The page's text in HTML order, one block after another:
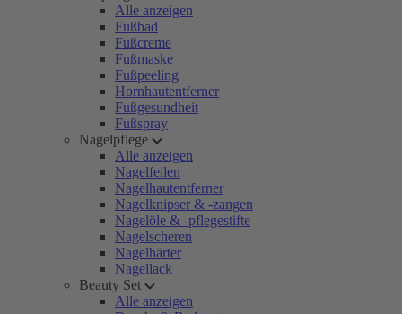
Alle anzeigen
Fußbad
Fußcreme
Fußmaske
Fußpeeling
Hornhautentferner
Fußgesundheit
Fußspray
Nagelpflege
Alle anzeigen
Nagelfeilen
Nagelhautentferner
Nagelknipser & -zangen
Nagelöle & -pflegestifte
Nagelscheren
Nagelhärter
Nagellack
Beauty Set
Alle anzeigen